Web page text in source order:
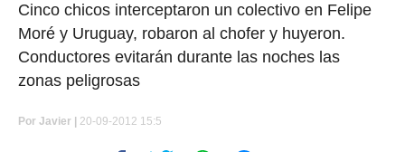
Cinco chicos interceptaron un colectivo en Felipe
Moré y Uruguay, robaron al chofer y huyeron.
Conductores evitarán durante las noches las
zonas peligrosas
Por Javier | 20-09-2012 15:5